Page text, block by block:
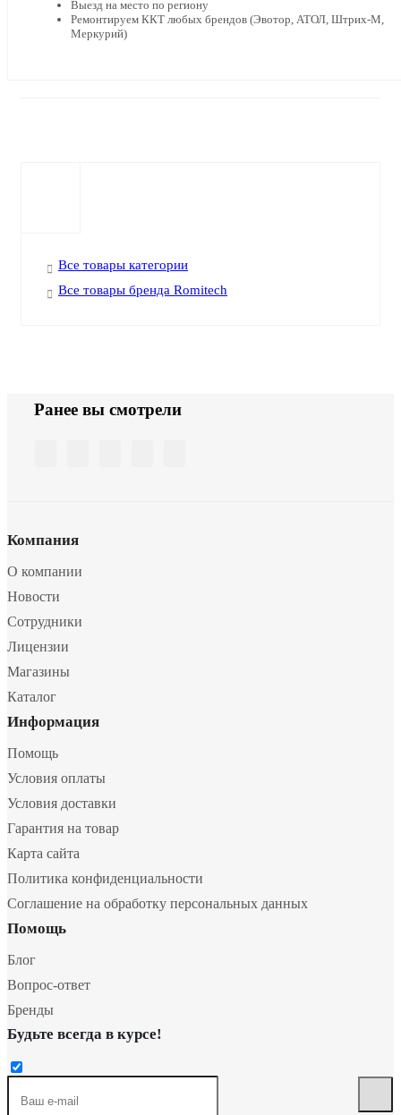
Выезд на место по региону
Ремонтируем ККТ любых брендов (Эвотор, АТОЛ, Штрих-М,
Меркурий)
Все товары категории
Все товары бренда Romitech
Ранее вы смотрели
Компания
О компании
Новости
Сотрудники
Лицензии
Магазины
Каталог
Информация
Помощь
Условия оплаты
Условия доставки
Гарантия на товар
Карта сайта
Политика конфиденциальности
Соглашение на обработку персональных данных
Помощь
Блог
Вопрос-ответ
Бренды
Будьте всегда в курсе!